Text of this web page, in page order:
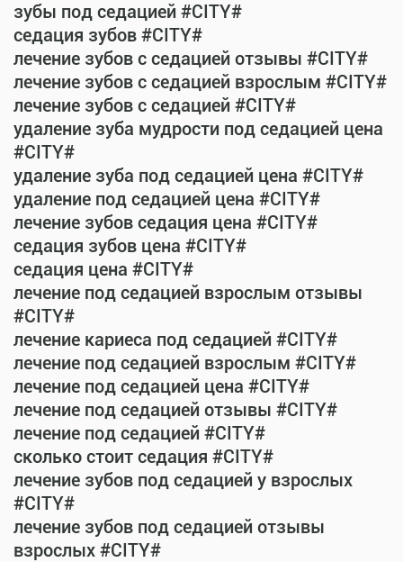
зубы под седацией #CITY#
седация зубов #CITY#
лечение зубов с седацией отзывы #CITY#
лечение зубов с седацией взрослым #CITY#
лечение зубов с седацией #CITY#
удаление зуба мудрости под седацией цена
#CITY#
удаление зуба под седацией цена #CITY#
удаление под седацией цена #CITY#
лечение зубов седация цена #CITY#
седация зубов цена #CITY#
седация цена #CITY#
лечение под седацией взрослым отзывы
#CITY#
лечение кариеса под седацией #CITY#
лечение под седацией взрослым #CITY#
лечение под седацией цена #CITY#
лечение под седацией отзывы #CITY#
лечение под седацией #CITY#
сколько стоит седация #CITY#
лечение зубов под седацией у взрослых
#CITY#
лечение зубов под седацией отзывы
взрослых #CITY#